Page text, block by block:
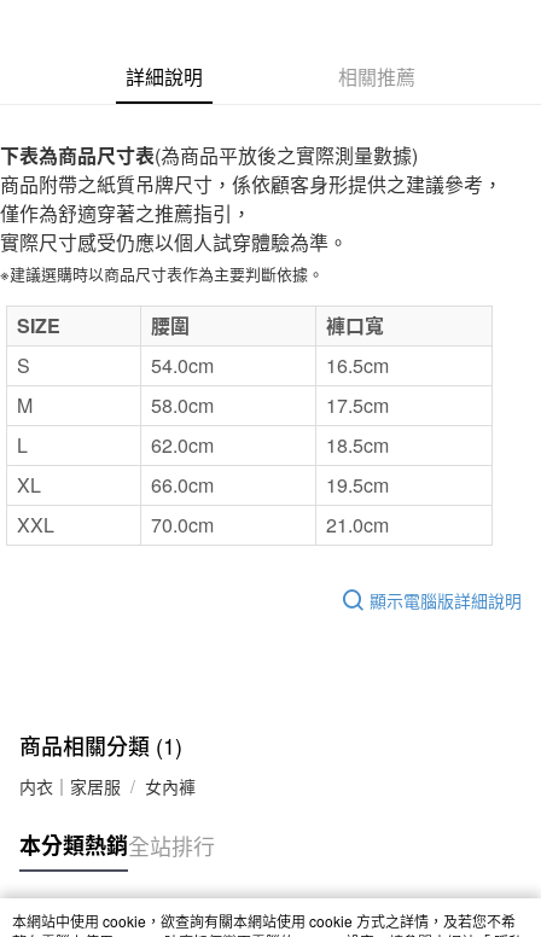
每筆NT$65，滿NT$1,000(含以上)免運費
付款後7-11取貨
宅配
每筆NT$150，滿NT$2,000(含以上)免運費
無印良品門市自取
詳細說明 相關推薦
下表為商品尺寸表(為商品平放後之實際測量數據)
商品附帶之紙質吊牌尺寸，係依顧客身形提供之建議參考，
僅作為舒適穿著之推薦指引，
實際尺寸感受仍應以個人試穿體驗為準。
※建議選購時以商品尺寸表作為主要判斷依據。
SIZE 腰圍
褲口寬
S
54.0cm
16.5cm
M
58.0cm
17.5cm
L
62.0cm
18.5cm
XL
66.0cm
19.5cm
XXL
70.0cm 21.0cm
顯示電腦版詳細說明
商品相關分類 (1)
内衣｜家居服 女內褲
本分類熱銷全站排行
本網站中使用 cookie，欲查詢有關本網站使用 cookie 方式之詳情，及若您不希